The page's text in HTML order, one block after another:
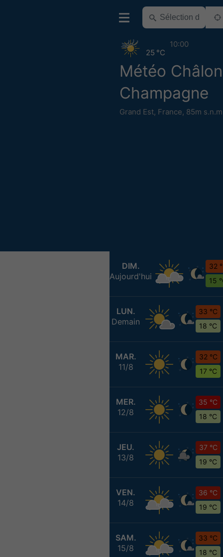
Météo
Champagne
Grand Est, France, 85m
25 °C
10:00
DIM.
Aujourd'hui
32
15
LUN.
Demain
33 °C
18 °C
MAR.
11/8
32 °C
17 °C
MER.
12/8
35 °C
18 °C
JEU.
13/8
37 °C
19 °C
VEN.
14/8
36 °C
19 °C
SAM.
15/8
33 °C
18 °C